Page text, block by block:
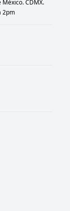
CDMX.
2pm